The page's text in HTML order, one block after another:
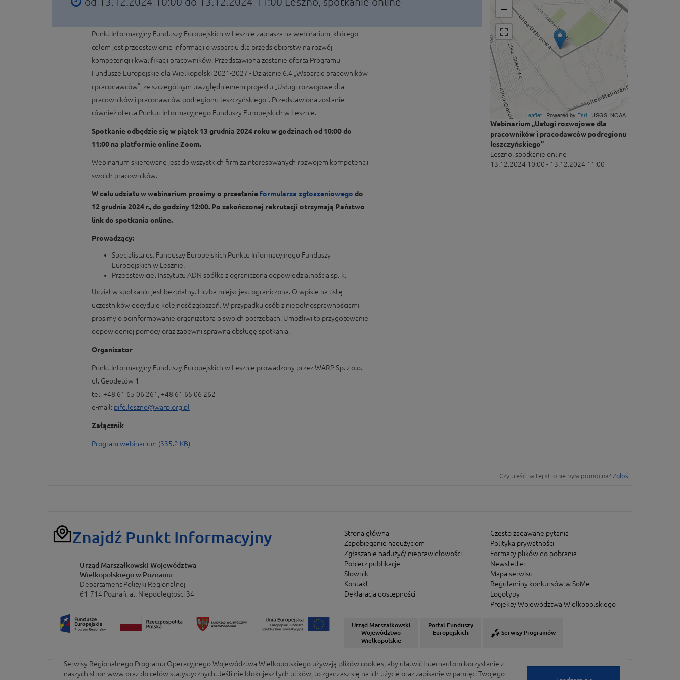
Punkt Informacyjny Funduszy Europejskich w Lesznie zaprasza na webinarium, którego
celem jest przedstawienie informacji o wsparciu dla przedsiębiorstw na rozwój
kompetencji i kwalifikacji pracowników. Przedstawiona zostanie oferta Programu
Fundusze Europejskie dla Wielkopolski 2021-2027 - Działanie 6.4 „Wsparcie pracowników
i pracodawców”, ze szczególnym uwzględnieniem projektu „Usługi rozwojowe dla
pracowników i pracodawców podregionu leszczyńskiego”. Przedstawiona zostanie
również oferta Punktu Informacyjnego Funduszy Europejskich w Lesznie.
Spotkanie odbędzie się w piątek 13 grudnia 2024 roku w godzinach od 10:00 do
11:00 na platformie online Zoom.
Webinarium skierowane jest do wszystkich firm zainteresowanych rozwojem kompetencji
swoich pracowników.
W celu udziału w webinarium prosimy o przesłanie formularza zgłoszeniowego do
12 grudnia 2024 r., do godziny 12:00. Po zakończonej rekrutacji otrzymają Państwo
link do spotkania online.
Prowadzący:
Specjalista ds. Funduszy Europejskich Punktu Informacyjnego Funduszy
Europejskich w Lesznie.
Przedstawiciel Instytutu ADN spółka z ograniczoną odpowiedzialnością sp. k.
Udział w spotkaniu jest bezpłatny. Liczba miejsc jest ograniczona. O wpisie na listę
uczestników decyduje kolejność zgłoszeń. W przypadku osób z niepełnosprawnościami
prosimy o poinformowanie organizatora o swoich potrzebach. Umożliwi to przygotowanie
odpowiedniej pomocy oraz zapewni sprawną obsługę spotkania.
Organizator
Punkt Informacyjny Funduszy Europejskich w Lesznie prowadzony przez WARP Sp. z o.o.
ul. Geodetów 1
tel. +48 61 65 06 261, +48 61 65 06 262
e-mail: pife.leszno@warp.org.pl
Załącznik
Program webinarium (335.2 KB)
−
Leaflet | Powered by Esri | USGS, NOAA
Webinarium „Usługi rozwojowe dla
pracowników i pracodawców podregionu
leszczyńskiego”
Leszno, spotkanie online
13.12.2024 10:00 - 13.12.2024 11:00
Czy treść na tej stronie była pomocna? Zgłoś
Znajdź Punkt Informacyjny
Urząd Marszałkowski Województwa
Wielkopolskiego w Poznaniu
Departament Polityki Regionalnej
61-714 Poznań, al. Niepodległości 34
Strona główna
Zapobieganie nadużyciom
Zgłaszanie nadużyć/ nieprawidłowości
Pobierz publikacje
Słownik
Kontakt
Deklaracja dostępności
Często zadawane pytania
Polityka prywatności
Formaty plików do pobrania
Newsletter
Mapa serwisu
Regulaminy konkursów w SoMe
Logotypy
Projekty Województwa Wielkopolskiego
Urząd Marszałkowski
Województwo
Wielkopolskie
Portal Funduszy
Europejskich
Serwisy Programów
Portal finansowany przez Unię Europejską w ramach
Serwisy Regionalnego Programu Operacyjnego Województwa Wielkopolskiego używają plików cookies, aby ułatwić Internautom korzystanie z
naszych stron www oraz do celów statystycznych. Jeśli nie blokujesz tych plików, to zgadzasz się na ich użycie oraz zapisanie w pamięci Twojego